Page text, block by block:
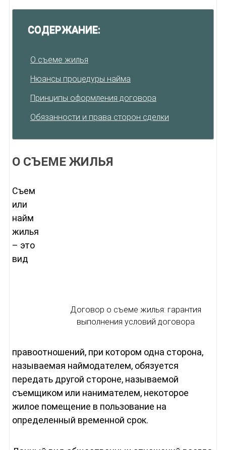
СОДЕРЖАНИЕ:
О съеме жилья
Нюансы процедуры найма
Принципы оформления договора
Обязанности и права сторон сделки
О СЪЕМЕ ЖИЛЬЯ
Договор о съеме жилья: гарантия
выполнения условий договора
Съем
или
найм
жилья
– это
вид
правоотношений, при котором одна сторона,
называемая наймодателем, обязуется
передать другой стороне, называемой
съемщиком или нанимателем, некоторое
жилое помещение в пользование на
определенный временной срок.